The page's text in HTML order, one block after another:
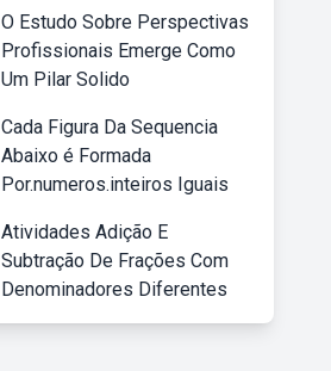
O Estudo Sobre Perspectivas
Profissionais Emerge Como
Um Pilar Solido
Cada Figura Da Sequencia
Abaixo é Formada
Por.numeros.inteiros Iguais
Atividades Adição E
Subtração De Frações Com
Denominadores Diferentes